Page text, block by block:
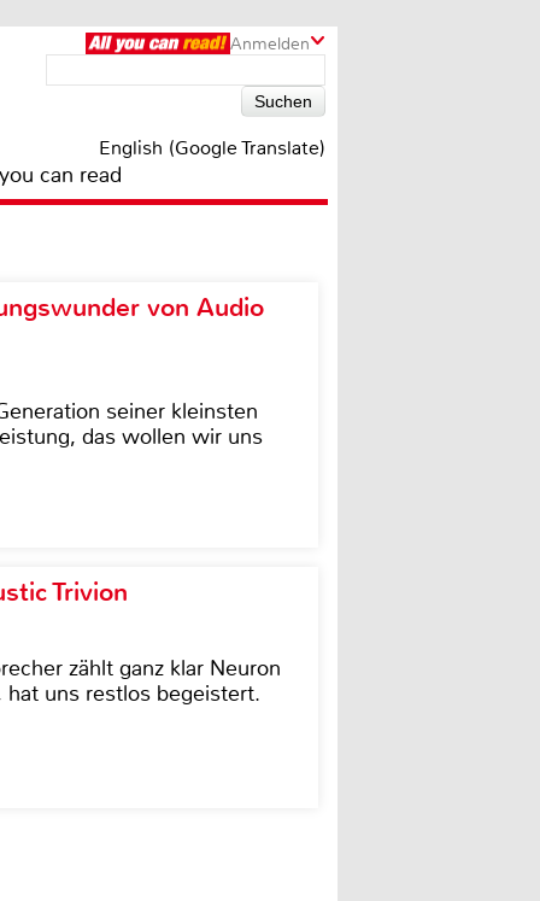
Anmelden
English (Google Translate)
can read
von Audio
seiner kleinsten
das wollen wir uns
Trivion
zählt ganz klar Neuron
uns restlos begeistert.